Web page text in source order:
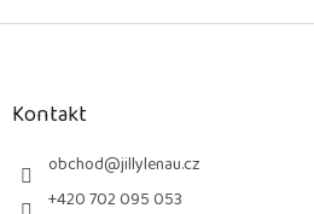
Z
Kontakt
obchod@jillylenau.cz
+420 702 095 053